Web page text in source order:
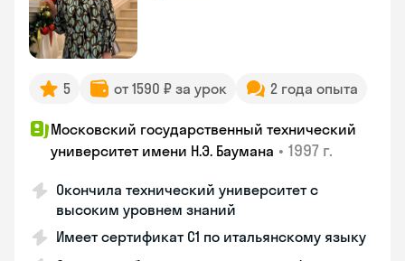
5 от 1590 ₽ за урок 2 года опыта
Московский государственный технический
университет имени Н.Э. Баумана • 1997 г.
Окончила технический университет с
высоким уровнем знаний
Имеет сертификат C1 по итальянскому языку